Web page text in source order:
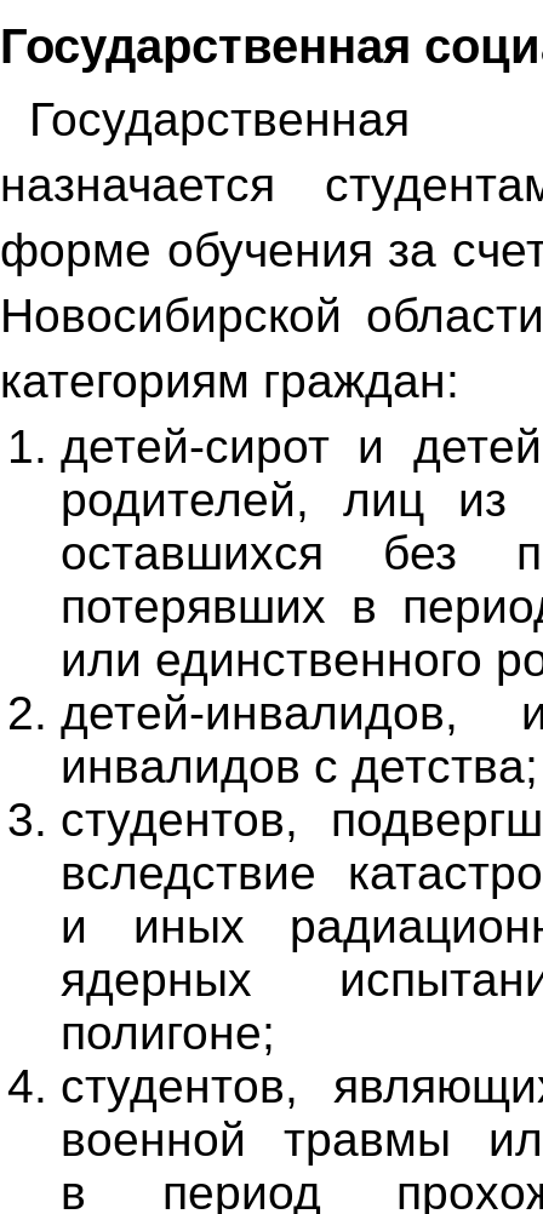
Государственная
назначается
форме обучения за
Новосибирской
категориям граждан:
детей-сирот и
родителей, лиц из
оставшихся без
потерявших в
или единственного
детей-
инвалидов с детства;
студентов,
вследствие
и иных
ядерных
полигоне;
студентов,
военной травмы
в период